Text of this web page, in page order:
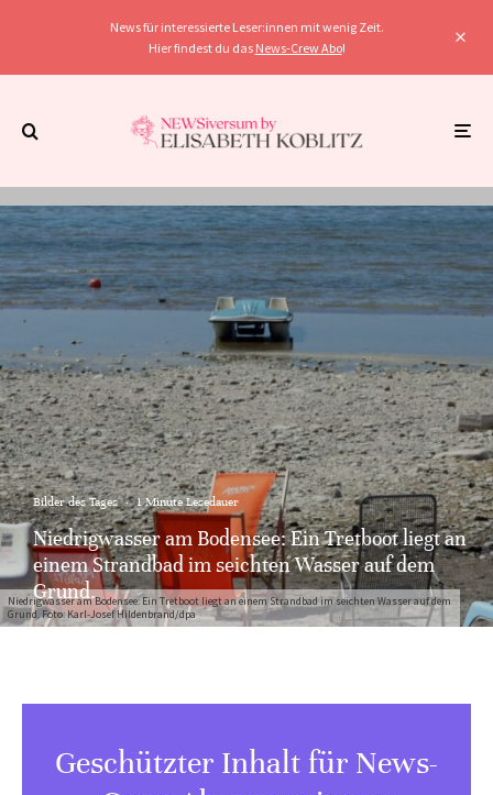
News für interessierte Leser:innen mit wenig Zeit.
Hier findest du das News-Crew Abo!
Niedrigwasser am Bodensee: Ein Tretboot liegt an einem Strandbad im seichten Wasser auf dem
Grund. Foto: Karl-Josef Hildenbrand/dpa
Bilder des Tages · 1 Minute Lesedauer
Niedrigwasser am Bodensee: Ein Tretboot liegt an
einem Strandbad im seichten Wasser auf dem
Grund.
Geschützter Inhalt für News-